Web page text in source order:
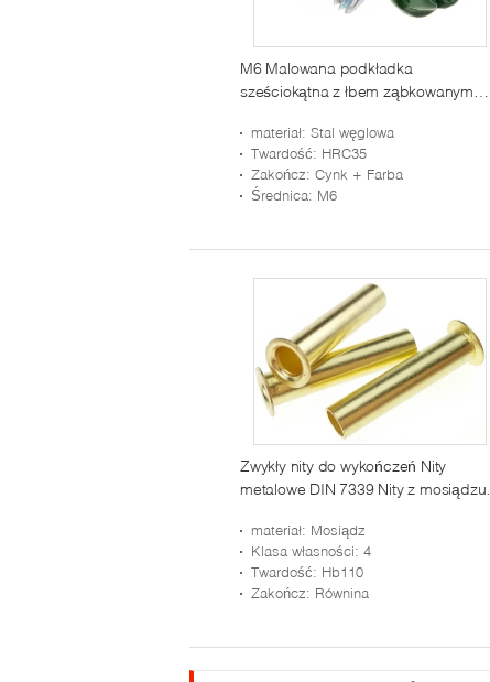
M6 Malowana podkładka
sześciokątna z łbem ząbkowanym
Phillips Slot
materiał: Stal węglowa
Twardość: HRC35
Zakończ: Cynk + Farba
Średnica: M6
Zwykły nity do wykończeń Nity
metalowe DIN 7339 Nity z mosiądzu
materiał: Mosiądz
Klasa własności: 4
Twardość: Hb110
Zakończ: Równina